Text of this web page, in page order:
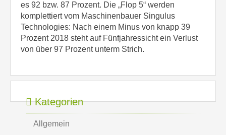
es 92 bzw. 87 Prozent. Die „Flop 5“ werden
komplettiert vom Maschinenbauer Singulus
Technologies: Nach einem Minus von knapp 39
Prozent 2018 steht auf Fünfjahressicht ein Verlust
von über 97 Prozent unterm Strich.
Kategorien
Allgemein